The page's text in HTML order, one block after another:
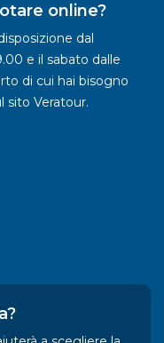
online?
dal
e il sabato dalle
di cui hai bisogno
sito Veratour.